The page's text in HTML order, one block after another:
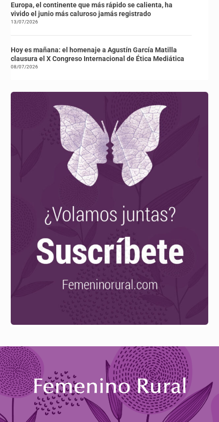
Europa, el continente que más rápido se calienta, ha
vivido el junio más caluroso jamás registrado
13/07/2026
Hoy es mañana: el homenaje a Agustín García Matilla
clausura el X Congreso Internacional de Ética Mediática
08/07/2026